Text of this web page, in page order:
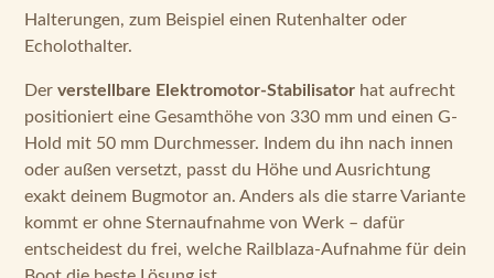
Halterungen, zum Beispiel einen Rutenhalter oder
Echolothalter.
Der verstellbare Elektromotor-Stabilisator hat aufrecht
positioniert eine Gesamthöhe von 330 mm und einen G-
Hold mit 50 mm Durchmesser. Indem du ihn nach innen
oder außen versetzt, passt du Höhe und Ausrichtung
exakt deinem Bugmotor an. Anders als die starre Variante
kommt er ohne Sternaufnahme von Werk – dafür
entscheidest du frei, welche Railblaza-Aufnahme für dein